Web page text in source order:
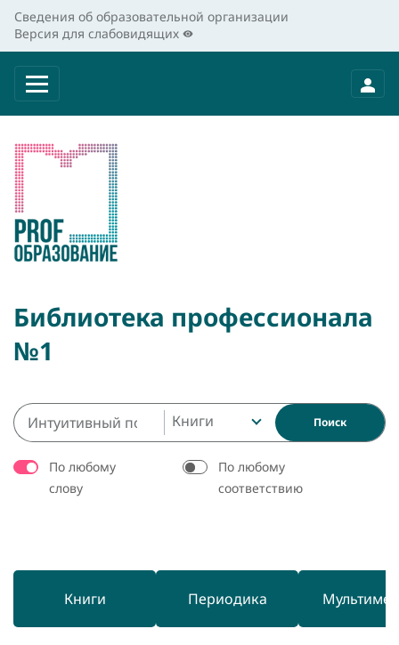
Сведения об образовательной организации
Версия для слабовидящих
Библиотека профессионала
№1
Книги Поиск
По любому
слову
По любому
соответствию
Книги Периодика